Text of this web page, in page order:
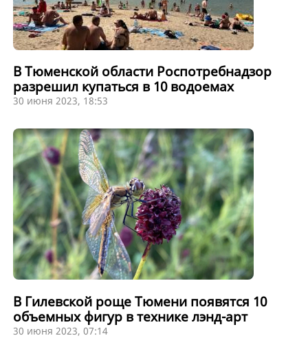
В Тюменской области Роспотребнадзор
разрешил купаться в 10 водоемах
30 июня 2023, 18:53
В Гилевской роще Тюмени появятся 10
объемных фигур в технике лэнд-арт
30 июня 2023, 07:14